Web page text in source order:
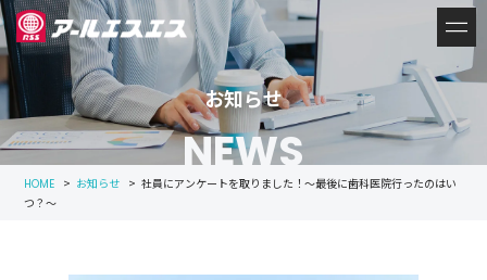
お知らせ
NEWS
HOME > お知らせ > 社員にアンケートを取りました！～最後に歯科医院行ったのはい
つ？～